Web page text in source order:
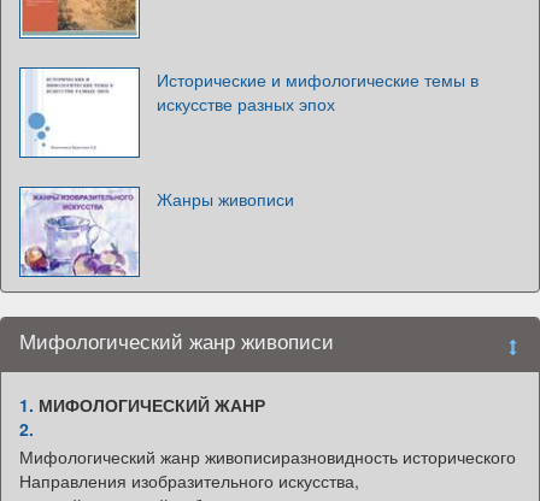
Исторические и мифологические темы в
искусстве разных эпох
Жанры живописи
Мифологический жанр живописи
1. МИФОЛОГИЧЕСКИЙ ЖАНР
2.
Мифологический жанр живописиразновидность исторического
Направления изобразительного искусства,